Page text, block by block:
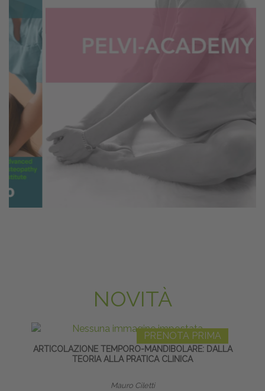
NOVITÀ
PRENOTA PRIMA
ARTICOLAZIONE TEMPORO-MANDIBOLARE: DALLA
TEORIA ALLA PRATICA CLINICA
Mauro Ciletti